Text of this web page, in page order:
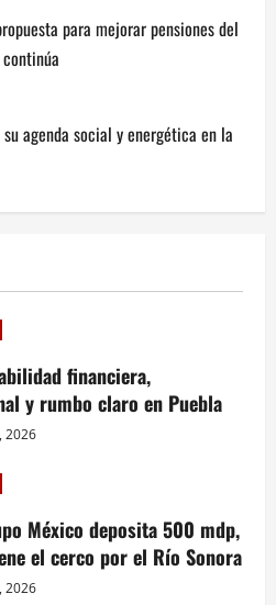
para mejorar pensiones del
continúa
agenda social y energética en la
financiera,
y rumbo claro en Puebla
2026
México deposita 500 mdp,
el cerco por el Río Sonora
2026